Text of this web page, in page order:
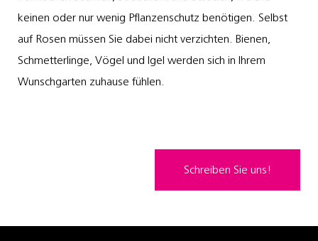
keinen oder nur wenig Pflanzenschutz benötigen. Selbst
auf Rosen müssen Sie dabei nicht verzichten. Bienen,
Schmetterlinge, Vögel und Igel werden sich in Ihrem
Wunschgarten zuhause fühlen.
Schreiben Sie uns!